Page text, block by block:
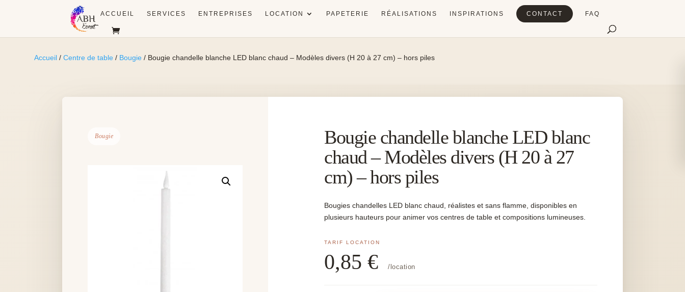
ACCUEIL SERVICES ENTREPRISES LOCATION PAPETERIE RÉALISATIONS INSPIRATIONS CONTACT FAQ
Accueil /Centre de table / Bougie / Bougie chandelle blanche LED blanc chaud – Modèles divers (H 20 à 27 cm) – hors piles
Bougie
Bougie chandelle blanche LED blanc
chaud – Modèles divers (H 20 à 27
cm) – hors piles
Bougies chandelles LED blanc chaud, réalistes et sans flamme, disponibles en
plusieurs hauteurs pour animer vos centres de table et compositions lumineuses.
0,85€ /location